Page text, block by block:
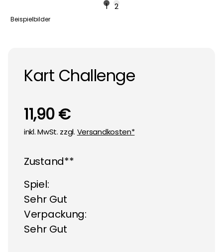
1 2
Beispielbilder
Kart Challenge
11,90 €
inkl. MwSt. zzgl. Versandkosten*
Zustand**
Spiel:
Sehr Gut
Verpackung:
Sehr Gut